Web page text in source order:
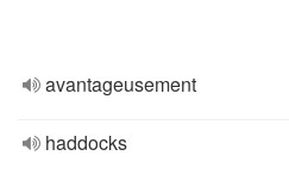
avantageusement
haddocks